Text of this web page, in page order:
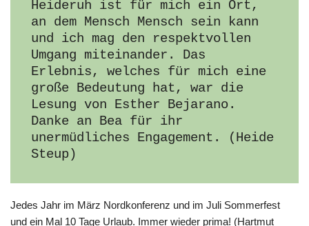
Heideruh ist für mich ein Ort,
an dem Mensch Mensch sein kann
und ich mag den respektvollen
Umgang miteinander. Das
Erlebnis, welches für mich eine
große Bedeutung hat, war die
Lesung von Esther Bejarano.
Danke an Bea für ihr
unermüdliches Engagement. (Heide
Steup)
Jedes Jahr im März Nordkonferenz und im Juli Sommerfest
und ein Mal 10 Tage Urlaub. Immer wieder prima! (Hartmut